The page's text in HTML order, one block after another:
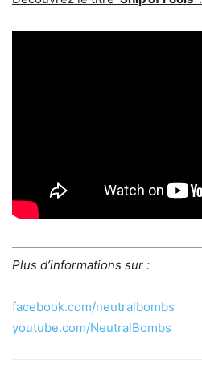
Plus d’informations sur :
facebook.com/neutralbombs
youtube.com/NeutralBombs